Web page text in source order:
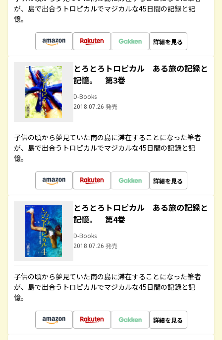
が、島で出合うトロピカルでマジカルな45日間の記録と記
憶。
詳細を見る
とろとろトロピカル ある旅の記録と
記憶。 第3巻
D-Books
2018.07.26 発売
子供の頃から夢見ていた南の島に滞在することになった筆者
が、島で出合うトロピカルでマジカルな45日間の記録と記
憶。
詳細を見る
とろとろトロピカル ある旅の記録と
記憶。 第4巻
D-Books
2018.07.26 発売
子供の頃から夢見ていた南の島に滞在することになった筆者
が、島で出合うトロピカルでマジカルな45日間の記録と記
憶。
詳細を見る